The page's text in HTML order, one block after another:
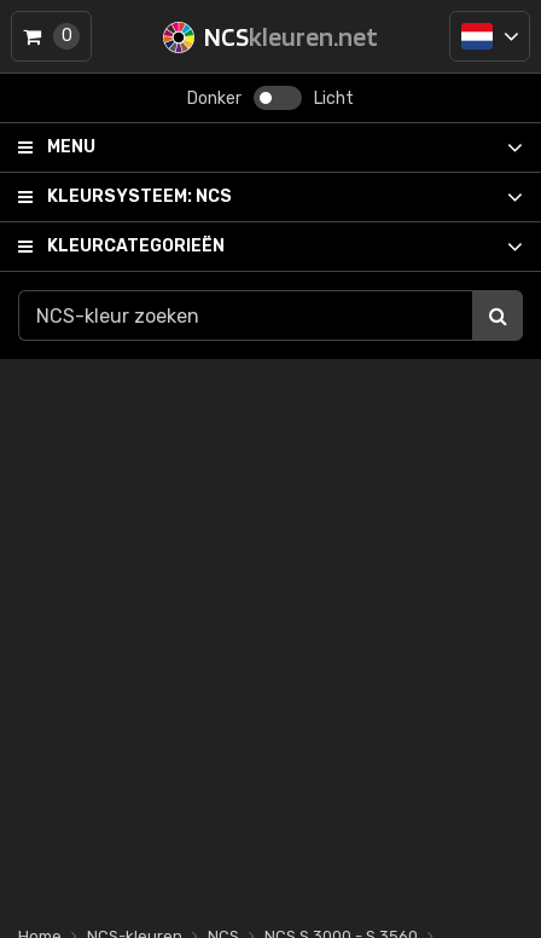
NCSkleuren.net
Donker Licht
MENU
KLEURSYSTEEM: NCS
KLEURCATEGORIEËN
0